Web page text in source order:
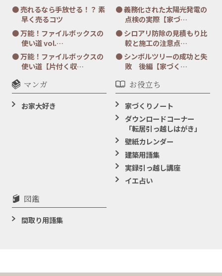
売れるなら手放せる！？ 素
早く売るコツ
万能！ファイルボックスの
使い道 vol.…
万能！ファイルボックスの
使い道【片付く収…
義務化された太陽光発電の
点検の実際【家づ…
シロアリ防除の見積もり比
較と施工の注意点…
シンボルツリーの成功と失
敗 後編【家づく…
マンガ
お家大好き
お役立ち
家づくりノート
ダウンロードコーナー
「転居引っ越しはがき」
壁紙カレンダー
建築用語集
実録引っ越し講座
イエ占い
図鑑
間取り用語集